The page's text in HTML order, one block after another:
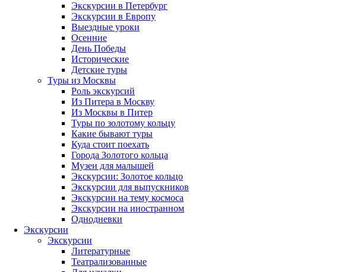
Экскурсии в Петербург
Экскурсии в Европу
Выездные уроки
Осенние
День Победы
Исторические
Детские туры
Туры из Москвы
Роль экскурсий
Из Питера в Москву
Из Москвы в Питер
Туры по золотому кольцу
Какие бывают туры
Куда стоит поехать
Города Золотого кольца
Музеи для малышей
Экскурсии: Золотое кольцо
Экскурсии для выпускников
Экскурсии на тему космоса
Экскурсии на иностранном
Однодневки
Экскурсии
Экскурсии
Литературные
Театрализованные